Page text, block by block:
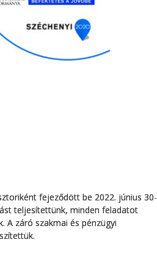
fejeződött be 2022. június 30-
teljesítettünk, minden feladatot
A záró szakmai és pénzügyi